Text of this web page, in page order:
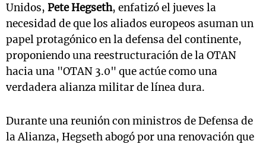
Unidos, Pete Hegseth, enfatizó el jueves la
necesidad de que los aliados europeos asuman un
papel protagónico en la defensa del continente,
proponiendo una reestructuración de la OTAN
hacia una "OTAN 3.0" que actúe como una
verdadera alianza militar de línea dura.
Durante una reunión con ministros de Defensa de
la Alianza, Hegseth abogó por una renovación que